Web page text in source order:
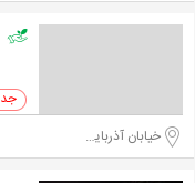
خیابان آذربایجان